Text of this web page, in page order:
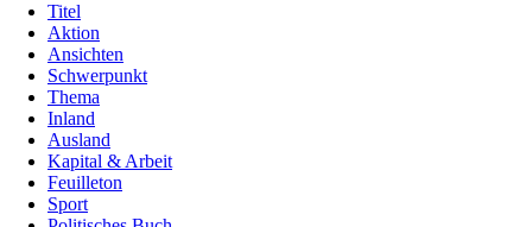
Titel
Aktion
Ansichten
Schwerpunkt
Thema
Inland
Ausland
Kapital & Arbeit
Feuilleton
Sport